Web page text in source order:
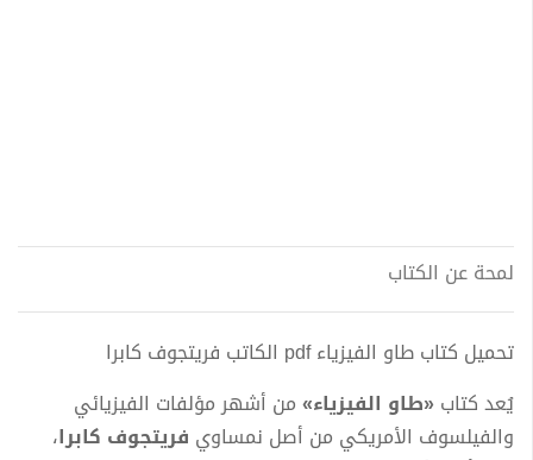
لمحة عن الكتاب
تحميل كتاب طاو الفيزياء pdf الكاتب فريتجوف كابرا
يُعد كتاب«طاو الفيزياء»من أشهر مؤلفات الفيزيائي
والفيلسوف الأمريكي من أصل نمساوي فريتجوف كابرا،